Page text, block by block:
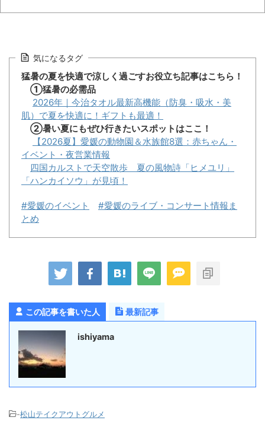
気になるタグ
猛暑の夏を快適で涼しく過ごすお役立ち記事はこちら！
①猛暑の必需品
2026年｜今治タオル最新高機能（防臭・吸水・美
肌）で夏を快適に！ギフトも最適！
②暑い夏にもぜひ行きたいスポットはここ！
【2026夏】愛媛の動物園＆水族館8選：赤ちゃん・
イベント・夜営業情報
四国カルストで天空散歩 夏の風物詩「ヒメユリ」
「ハンカイソウ」が見頃！
#愛媛のイベント
#愛媛のライブ・コンサート情報ま
とめ
この記事を書いた人 最新記事
ishiyama
-松山テイクアウトグルメ